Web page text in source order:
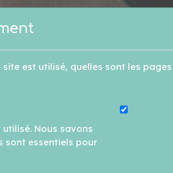
est utilisé, quelles sont les pages
Nous savons
sont essentiels pour